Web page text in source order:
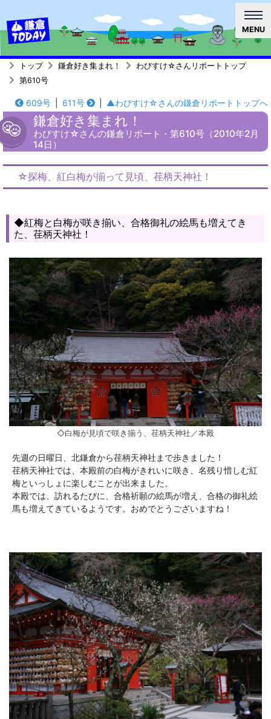
MENU
トップ 鎌倉好き集まれ！
わびすけ☆さんリポートトップ
第610号
609号 611号 ▲わびすけ☆さんの鎌倉リポートトップへ
鎌倉好き集まれ！
わびすけ☆さんの鎌倉リポート・第610号（2010年2月
14日）
☆探梅、紅白梅が揃って見頃、荏柄天神社！
◆紅梅と白梅が咲き揃い、合格御礼の絵馬も増えてき
た、荏柄天神社！
◇白梅が見頃で咲き揃う、荏柄天神社／本殿
先週の日曜日、北鎌倉から荏柄天神社まで歩きました！
荏柄天神社では、本殿前の白梅がきれいに咲き、名残り惜しむ紅
梅といっしょに楽しむことが出来ました。
本殿では、訪れるたびに、合格祈願の絵馬が増え、合格の御礼絵
馬も増えてきているようです。おめでとうございますね！